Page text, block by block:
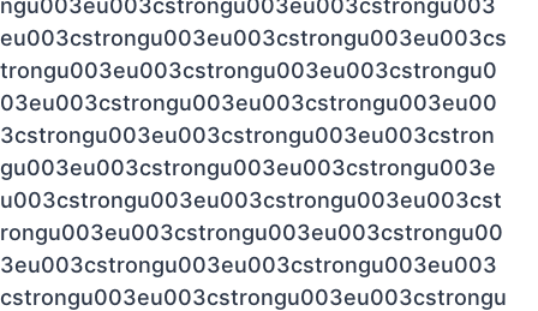
ngu003eu003cstrongu003eu003cstrongu003
eu003cstrongu003eu003cstrongu003eu003cs
trongu003eu003cstrongu003eu003cstrongu0
03eu003cstrongu003eu003cstrongu003eu00
3cstrongu003eu003cstrongu003eu003cstron
gu003eu003cstrongu003eu003cstrongu003e
u003cstrongu003eu003cstrongu003eu003cst
rongu003eu003cstrongu003eu003cstrongu00
3eu003cstrongu003eu003cstrongu003eu003
cstrongu003eu003cstrongu003eu003cstrongu